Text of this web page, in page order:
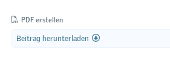
PDF erstellen
Beitrag herunterladen